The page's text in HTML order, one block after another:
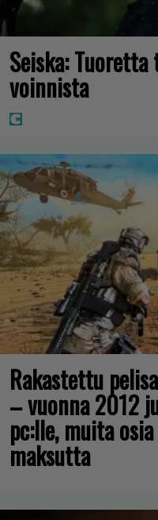
Seiska:
voinnista
Rakastettu
– vuonna 2012
pc:lle, muita
maksutta